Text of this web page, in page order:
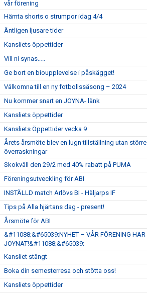
vår förening
Hämta shorts o strumpor idag 4/4
Äntligen ljusare tider
Kansliets öppettider
Vill ni synas…..
Ge bort en bioupplevelse i påskägget!
Välkomna till en ny fotbollssäsong – 2024
Nu kommer snart en JOYNA- länk
Kansliets öppettider
Kansliets Öppettider vecka 9
Årets årsmöte blev en lugn tillställning utan större
överraskningar
Skokväll den 29/2 med 40% rabatt på PUMA
Föreningsutveckling för ABI
INSTÄLLD match Arlövs BI - Häljarps IF
Tips på Alla hjärtans dag - present!
Årsmöte för ABI
&#11088;&#65039;NYHET – VÅR FÖRENING HAR
JOYNAT!&#11088;&#65039;
Kansliet stängt
Boka din semesterresa och stötta oss!
Kansliets öppettider